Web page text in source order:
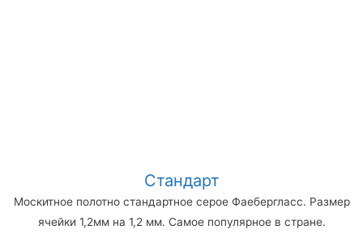
Стандарт
Москитное полотно стандартное серое Фаебергласс. Размер
ячейки 1,2мм на 1,2 мм. Самое популярное в стране.